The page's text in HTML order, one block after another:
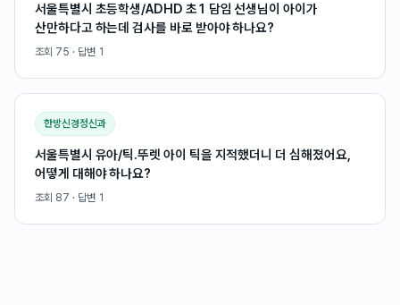
서울특별시 초등학생/ADHD 초1 담임 선생님이 아이가
산만하다고 하는데 검사를 바로 받아야 하나요?
조회 75 · 답변 1
한방신경정신과
서울특별시 유아/틱.뚜렛 아이 틱을 지적했더니 더 심해졌어요,
어떻게 대해야 하나요?
조회 87 · 답변 1